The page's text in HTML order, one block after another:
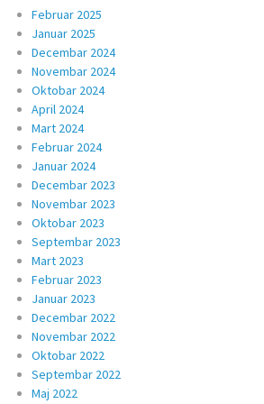
Februar 2025
Januar 2025
Decembar 2024
Novembar 2024
Oktobar 2024
April 2024
Mart 2024
Februar 2024
Januar 2024
Decembar 2023
Novembar 2023
Oktobar 2023
Septembar 2023
Mart 2023
Februar 2023
Januar 2023
Decembar 2022
Novembar 2022
Oktobar 2022
Septembar 2022
Maj 2022